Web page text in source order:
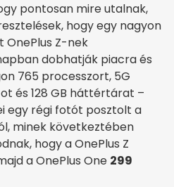
pontosan mire utalnak,
hogy egy nagyon
OnePlus Z-nek
dobhatják piacra és
765 processzort, 5G
és 128 GB háttértárat –
egy régi fotót posztolt a
minek következtében
hogy a OnePlus Z
a OnePlus One 299